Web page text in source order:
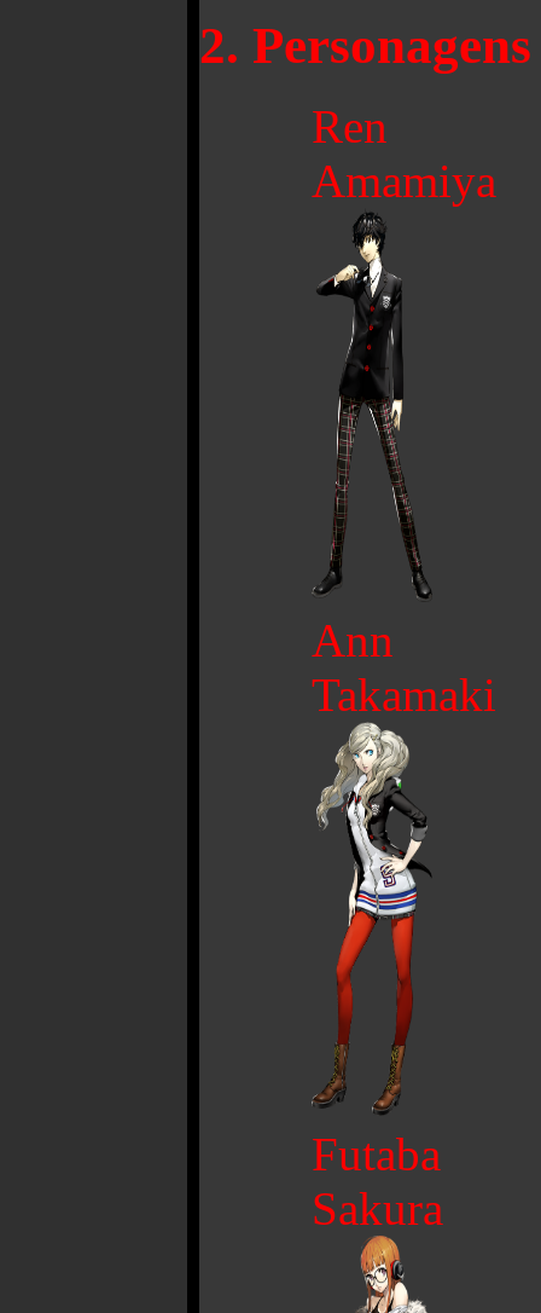
2. Personagens
Ren
Amamiya
Ann
Takamaki
Futaba
Sakura